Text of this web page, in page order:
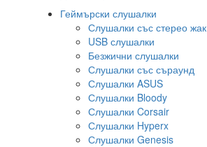
Геймърски слушалки
Слушалки със стерео жак
USB слушалки
Безжични слушалки
Слушалки със съраунд
Слушалки ASUS
Слушалки Bloody
Слушалки Corsair
Слушалки Hyperx
Слушалки Genesis